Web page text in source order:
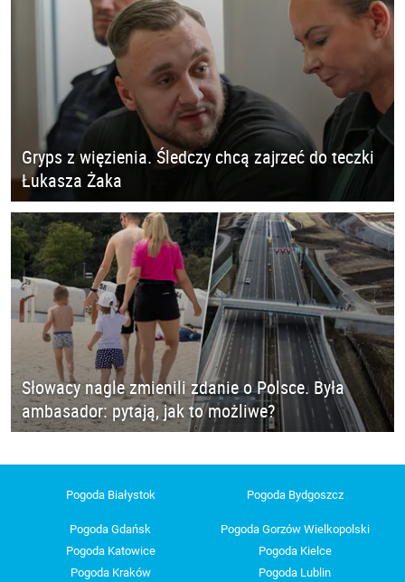
Gryps z więzienia. Śledczy chcą zajrzeć do teczki
Łukasza Żaka
Słowacy nagle zmienili zdanie o Polsce. Była
ambasador: pytają, jak to możliwe?
Pogoda Białystok Pogoda Bydgoszcz
Pogoda Gdańsk
Pogoda Gorzów Wielkopolski
Pogoda Katowice
Pogoda Kielce
Pogoda Kraków
Pogoda Lublin